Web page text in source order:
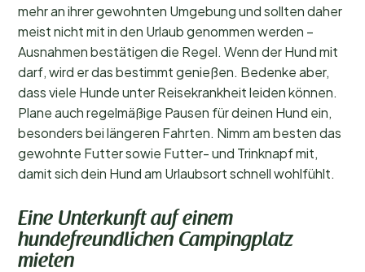
mehr an ihrer gewohnten Umgebung und sollten daher
meist nicht mit in den Urlaub genommen werden –
Ausnahmen bestätigen die Regel. Wenn der Hund mit
darf, wird er das bestimmt genießen. Bedenke aber,
dass viele Hunde unter Reisekrankheit leiden können.
Plane auch regelmäßige Pausen für deinen Hund ein,
besonders bei längeren Fahrten. Nimm am besten das
gewohnte Futter sowie Futter- und Trinknapf mit,
damit sich dein Hund am Urlaubsort schnell wohlfühlt.
Eine Unterkunft auf einem
hundefreundlichen Campingplatz
mieten